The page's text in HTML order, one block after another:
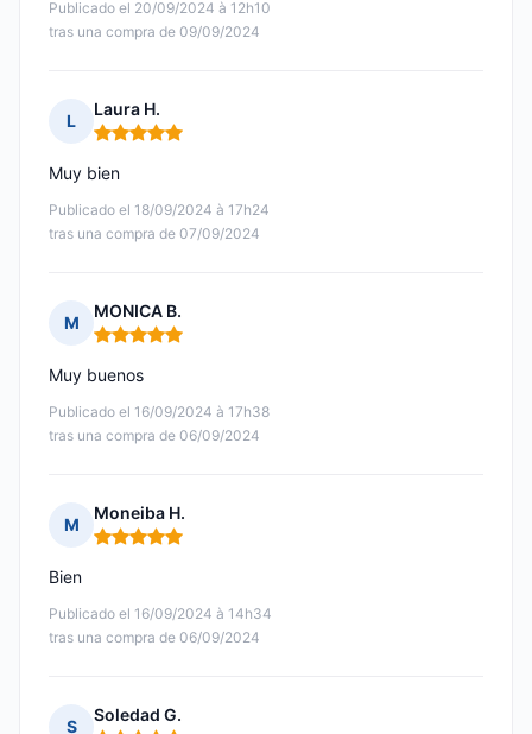
Publicado el 20/09/2024 à 12h10
tras una compra de 09/09/2024
L
Laura H.
Nota: 5 de 5
Publicado el 18/09/2024 à 17h24
tras una compra de 07/09/2024
Muy bien
M
MONICA B.
Nota: 5 de 5
Publicado el 16/09/2024 à 17h38
tras una compra de 06/09/2024
Muy buenos
M
Moneiba H.
Nota: 5 de 5
Publicado el 16/09/2024 à 14h34
tras una compra de 06/09/2024
Bien
S
Soledad G.